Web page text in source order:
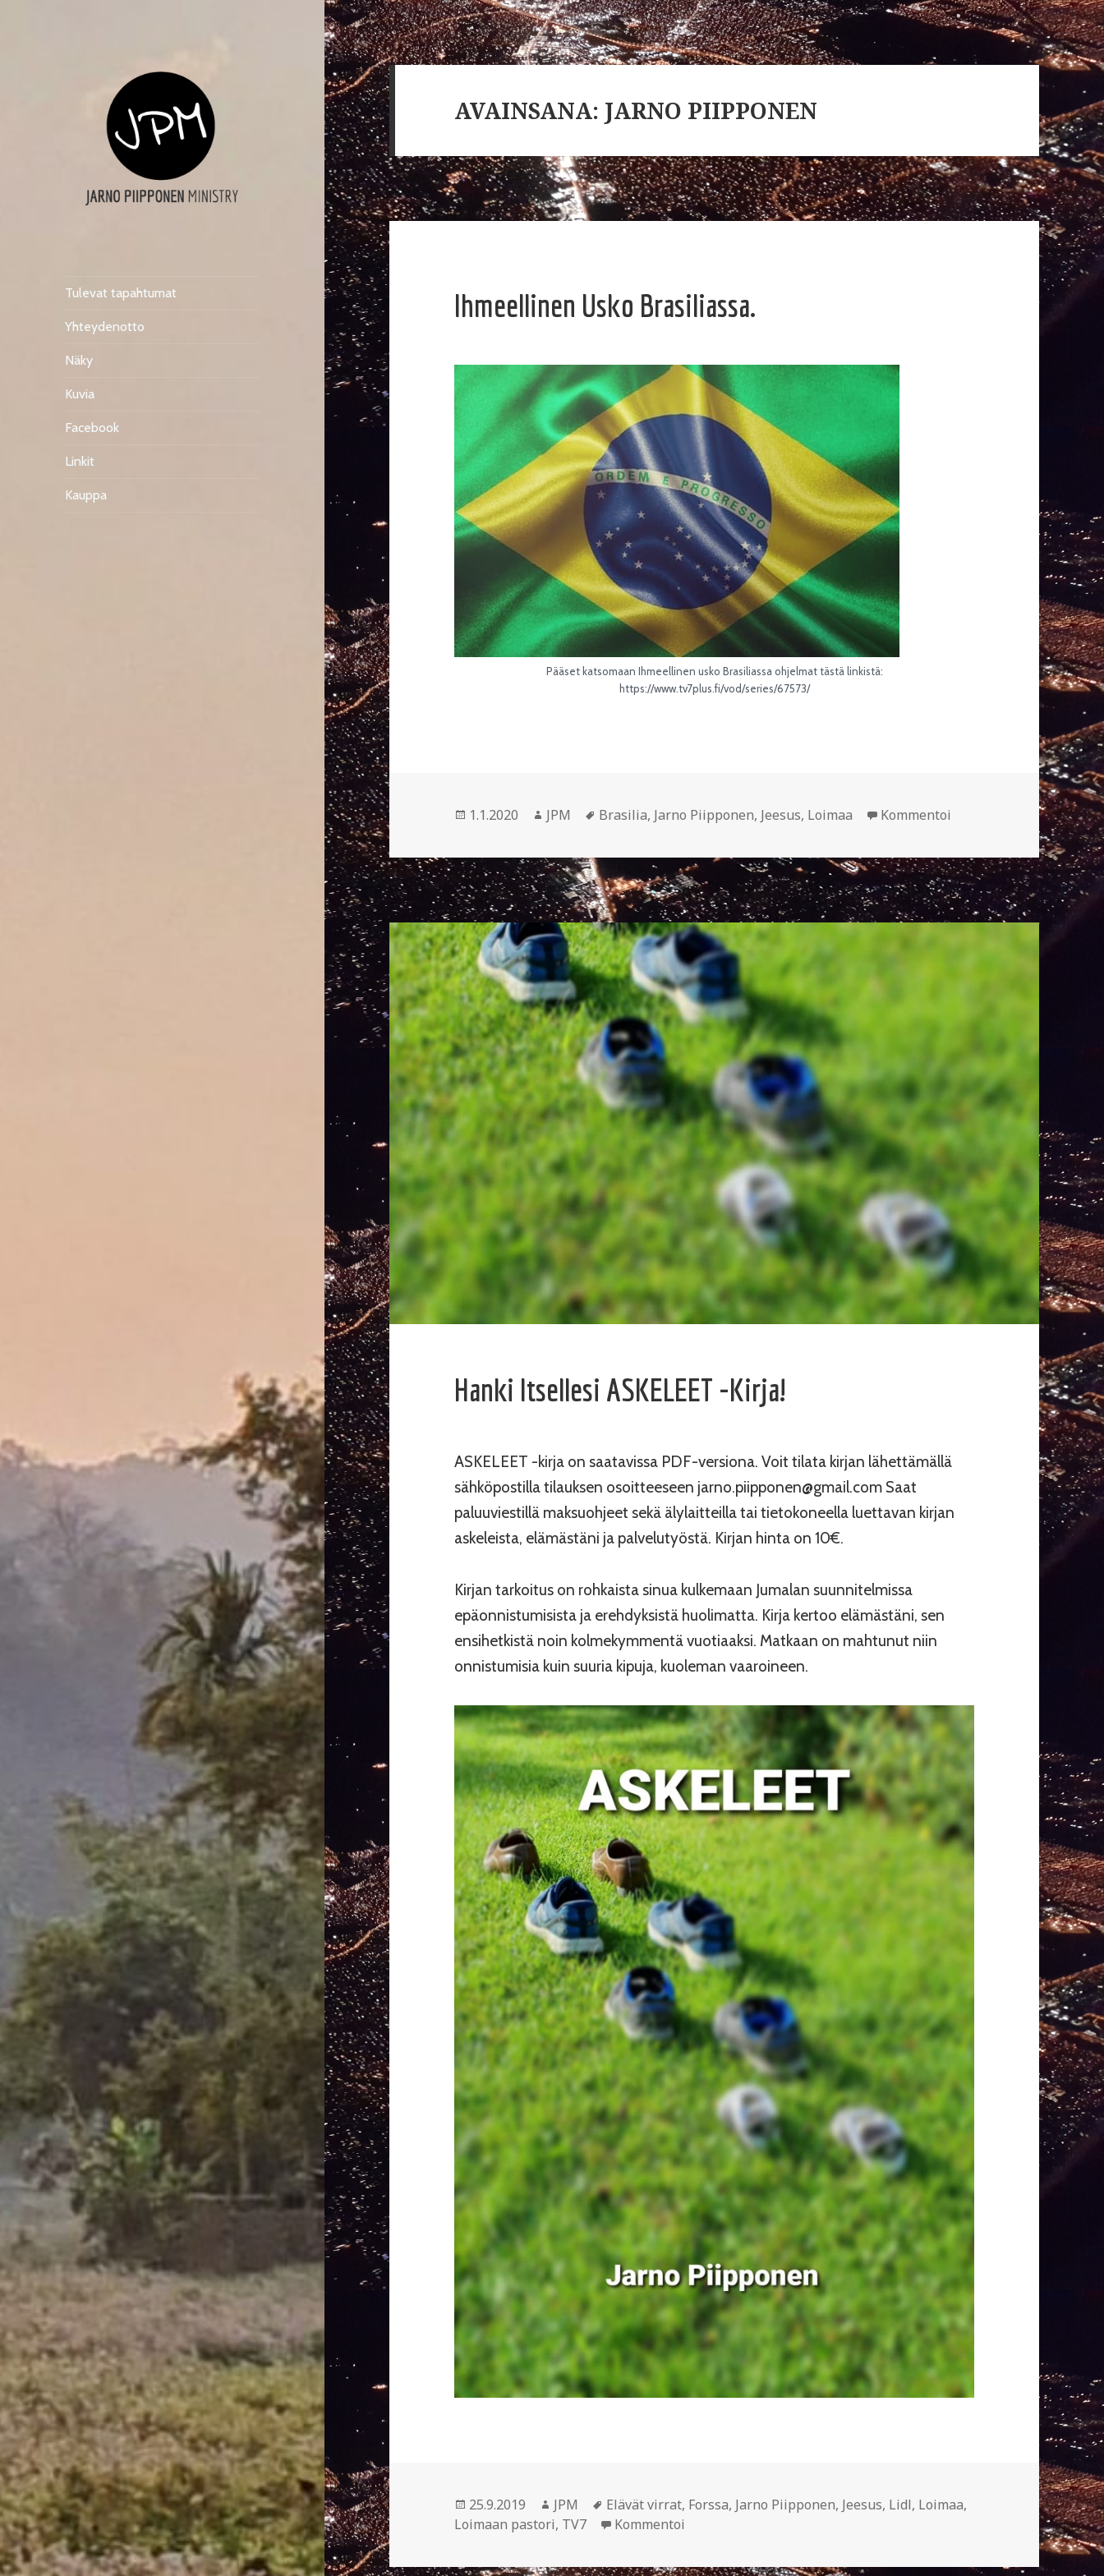
Tulevat tapahtumat
Yhteydenotto
Näky
Kuvia
Facebook
Linkit
Kauppa
AVAINSANA: JARNO PIIPPONEN
Ihmeellinen Usko Brasiliassa.
Pääset katsomaan Ihmeellinen usko Brasiliassa ohjelmat tästä linkistä:
https://www.tv7plus.fi/vod/series/67573/
Julkaistu
1.1.2020 Kirjoittaja
JPM Avainsanat
Brasilia, Jarno Piipponen, Jeesus, Loimaa Kommentoi
Hanki Itsellesi ASKELEET -kirja!
ASKELEET -kirja on saatavissa PDF-versiona. Voit tilata kirjan lähettämällä
sähköpostilla tilauksen osoitteeseen jarno.piipponen@gmail.com Saat
paluuviestillä maksuohjeet sekä älylaitteilla tai tietokoneella luettavan kirjan
askeleista, elämästäni ja palvelutyöstä. Kirjan hinta on 10€.
Kirjan tarkoitus on rohkaista sinua kulkemaan Jumalan suunnitelmissa
epäonnistumisista ja erehdyksistä huolimatta. Kirja kertoo elämästäni, sen
ensihetkistä noin kolmekymmentä vuotiaaksi. Matkaan on mahtunut niin
onnistumisia kuin suuria kipuja, kuoleman vaaroineen.
Julkaistu
25.9.2019 Kirjoittaja
JPM Avainsanat
Elävät virrat, Forssa, Jarno Piipponen, Jeesus, Lidl, Loimaa,
Loimaan pastori, TV7 Kommentoi